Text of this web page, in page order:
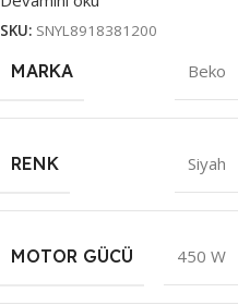
SKU: SNYL8918381200
MARKA Beko
RENK Siyah
MOTOR GÜCÜ 450 W